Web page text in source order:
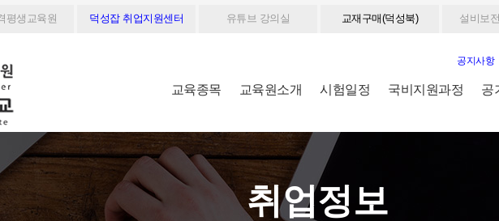
평생교육원 덕성잡 취업지원센터 유튜브 강의실 교재구매(덕성북) 설비보
공지사항
교육종목 교육원소개 시험일정 국비지원과정 공
취업정보